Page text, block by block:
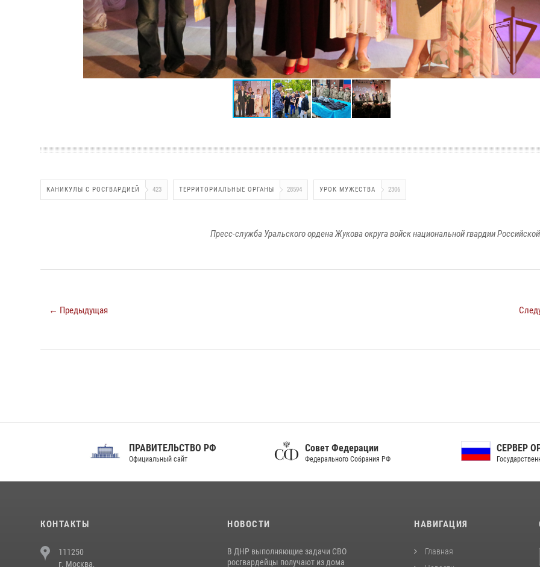
КАНИКУЛЫ С РОСГВАРДИЕЙ 423 ТЕРРИТОРИАЛЬНЫЕ ОРГАНЫ 28594 УРОК МУЖЕСТВА 2306
Пресс-служба Уральского ордена Жукова округа войск национальной гвардии
← Предыдущая
ПРАВИТЕЛЬСТВО РФ
Официальный сайт
Совет Федерации
Федерального Собрания РФ
СЕРВЕР ОРГАНОВ
Государственной власти РФ
КОНТАКТЫ
111250
г. Москва,
НОВОСТИ
В ДНР выполняющие задачи СВО
росгвардейцы получают из дома
НАВИГАЦИЯ
Главная